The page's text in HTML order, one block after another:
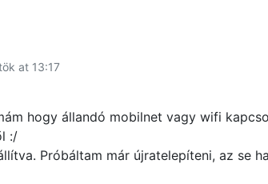
at 13:17
hogy állandó mobilnet vagy wifi
:/
Próbáltam már újratelepíteni, az se